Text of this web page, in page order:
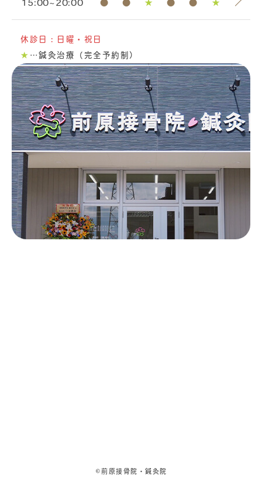
15:00~20:00 ● ● ★ ● ● ★ ／
休診日：日曜・祝日
★ …鍼灸治療（完全予約制）
©前原接骨院・鍼灸院